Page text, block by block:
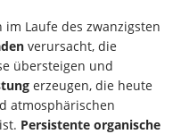
Laufe des zwanzigsten
verursacht, die
übersteigen und
erzeugen, die heute
atmosphärischen
Persistente organische